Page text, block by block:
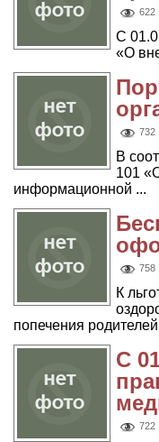
622
С
«О
732
В
101
информационной ...
758
К
попечения
С
722